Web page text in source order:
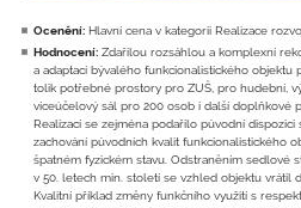
Ocenění: Hlavní cena v kategorii Realizace
Hodnocení: Zdařilou rozsáhlou a komplexní
a adaptací bývalého funkcionalistického objektu
tolik potřebné prostory pro ZUŠ, pro hudební,
víceúčelový sál pro 200 osob i další doplňkové
Realizací se zejména podařilo původní
zachování původních kvalit funkcionalistického
špatném fyzickém stavu. Odstraněním sedlové
v 50. letech min. století se vzhled objektu vrátil
Kvalitní příklad změny funkčního využití s